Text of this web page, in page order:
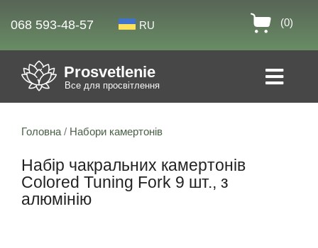
068 593-48-57 RU (0)
Prosvetlenie
Все для просвітлення
Головна / Набори камертонів
Набір чакральних камертонів
Colored Tuning Fork 9 шт., з
алюмінію